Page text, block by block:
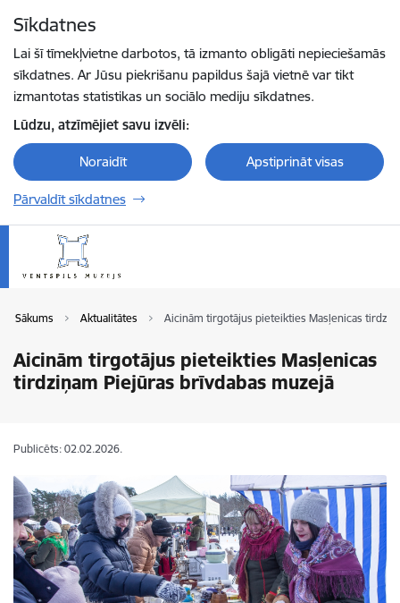
Sīkdatnes
Lai šī tīmekļvietne darbotos, tā izmanto obligāti nepieciešamās
sīkdatnes. Ar Jūsu piekrišanu papildus šajā vietnē var tikt
izmantotas statistikas un sociālo mediju sīkdatnes.
Lūdzu, atzīmējiet savu izvēli:
Noraidīt Apstiprināt visas
Pārvaldīt sīkdatnes
Sākums Aktualitātes Aicinām tirgotājus pieteikties Masļenicas
Aicinām tirgotājus pieteikties Masļenicas
tirdziņam Piejūras brīvdabas muzejā
Publicēts: 02.02.2026.